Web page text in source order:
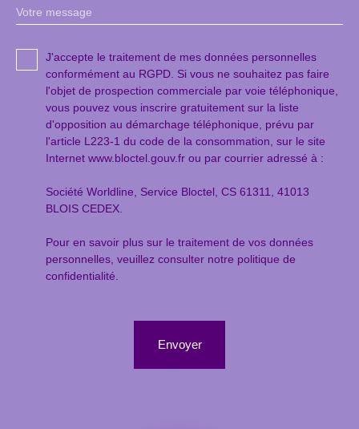
Votre message
J'accepte le traitement de mes données personnelles
conformément au RGPD. Si vous ne souhaitez pas faire
l'objet de prospection commerciale par voie téléphonique,
vous pouvez vous inscrire gratuitement sur la liste
d'opposition au démarchage téléphonique, prévu par
l'article L223-1 du code de la consommation, sur le site
Internet www.bloctel.gouv.fr ou par courrier adressé à :
Société Worldline, Service Bloctel, CS 61311, 41013
BLOIS CEDEX.
Pour en savoir plus sur le traitement de vos données
personnelles, veuillez consulter notre politique de
confidentialité.
Envoyer